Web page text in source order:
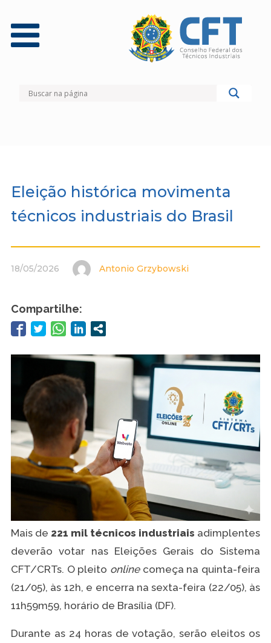
Eleição histórica movimenta
técnicos industriais do Brasil
18/05/2026 Antonio Grzybowski
Compartilhe:
Mais de 221 mil técnicos industriais adimplentes
deverão votar nas Eleições Gerais do Sistema
CFT/CRTs. O pleito onlinecomeça na quinta-feira
(21/05), às 12h, e encerra na sexta-feira (22/05), às
11h59m59, horário de Brasília (DF).
Durante as 24 horas de votação, serão eleitos os